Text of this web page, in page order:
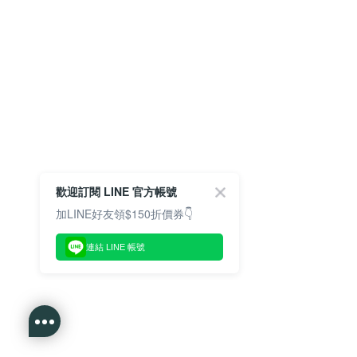
歡迎訂閱 LINE 官方帳號
加LINE好友領$150折價券👇
連結 LINE 帳號